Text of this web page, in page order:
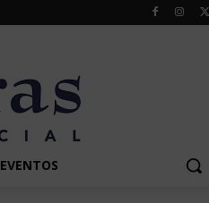
EVENTOS